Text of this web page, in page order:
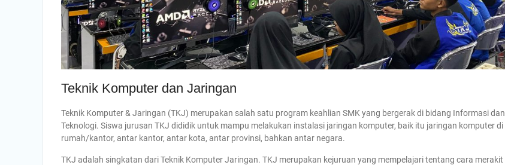
Teknik Komputer dan Jaringan
Teknik Komputer & Jaringan (TKJ) merupakan salah satu program keahlian SMK yang bergerak di bidang Informasi dan
Teknologi. Siswa jurusan TKJ dididik untuk mampu melakukan instalasi jaringan komputer, baik itu jaringan komputer di
rumah/kantor, antar kantor, antar kota, antar provinsi, bahkan antar negara.
TKJ adalah singkatan dari Teknik Komputer Jaringan. TKJ merupakan kejuruan yang mempelajari tentang cara merakit